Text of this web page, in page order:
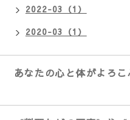
2022-03（1）
2020-03（1）
あなたの心と体